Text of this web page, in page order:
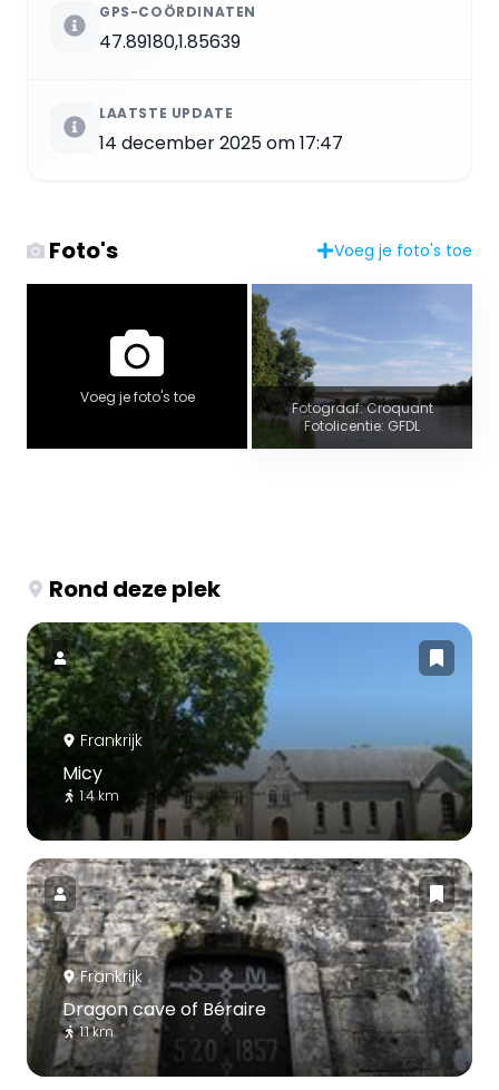
GPS-COÖRDINATEN
47.89180,1.85639
LAATSTE UPDATE
14 december 2025 om 17:47
Foto's Voeg je foto's toe
Voeg je foto's toe
Fotograaf: Croquant
Fotolicentie: GFDL
Rond deze plek
Frankrijk
Micy
1.4 km
Frankrijk
Dragon cave of Béraire
1.1 km